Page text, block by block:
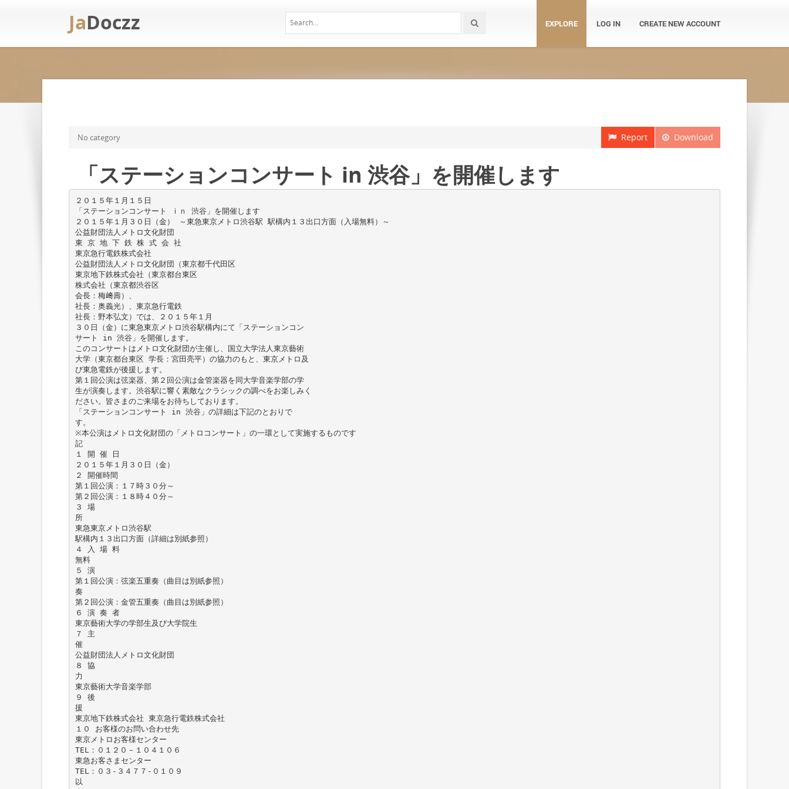
JaDoczz EXPLORE LOG IN CREATE NEW ACCOUNT
Download
Report
No category
「ステーションコンサート in 渋谷」を開催します
２０１５年１月１５日
「ステーションコンサート ｉｎ 渋谷」を開催します
２０１５年１月３０日（金） ～東急東京メトロ渋谷駅 駅構内１３出口方面（入場無料）～
公益財団法人メトロ文化財団
東 京 地 下 鉄 株 式 会 社
東京急行電鉄株式会社
公益財団法人メトロ文化財団（東京都千代田区
東京地下鉄株式会社（東京都台東区
株式会社（東京都渋谷区
会長：梅﨑壽）、
社長：奥義光）、東京急行電鉄
社長：野本弘文）では、２０１５年１月
３０日（金）に東急東京メトロ渋谷駅構内にて「ステーションコン
サート in 渋谷」を開催します。
このコンサートはメトロ文化財団が主催し、国立大学法人東京藝術
大学（東京都台東区 学長：宮田亮平）の協力のもと、東京メトロ及
び東急電鉄が後援します。
第１回公演は弦楽器、第２回公演は金管楽器を同大学音楽学部の学
生が演奏します。渋谷駅に響く素敵なクラシックの調べをお楽しみく
ださい。皆さまのご来場をお待ちしております。
「ステーションコンサート in 渋谷」の詳細は下記のとおりで
す。
※本公演はメトロ文化財団の「メトロコンサート」の一環として実施するものです
記
１ 開 催 日
２０１５年１月３０日（金）
２ 開催時間
第１回公演：１７時３０分～
第２回公演：１８時４０分～
３ 場
所
東急東京メトロ渋谷駅
駅構内１３出口方面（詳細は別紙参照）
４ 入 場 料
無料
５ 演
第１回公演：弦楽五重奏（曲目は別紙参照）
奏
第２回公演：金管五重奏（曲目は別紙参照）
６ 演 奏 者
東京藝術大学の学部生及び大学院生
７ 主
催
公益財団法人メトロ文化財団
８ 協
力
東京藝術大学音楽学部
９ 後
援
東京地下鉄株式会社 東京急行電鉄株式会社
１０ お客様のお問い合わせ先
東京メトロお客様センター
TEL：０１２０－１０４１０６
東急お客さまセンター
TEL：０３-３４７７-０１０９
以